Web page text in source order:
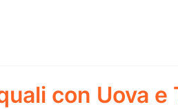
con Uova e